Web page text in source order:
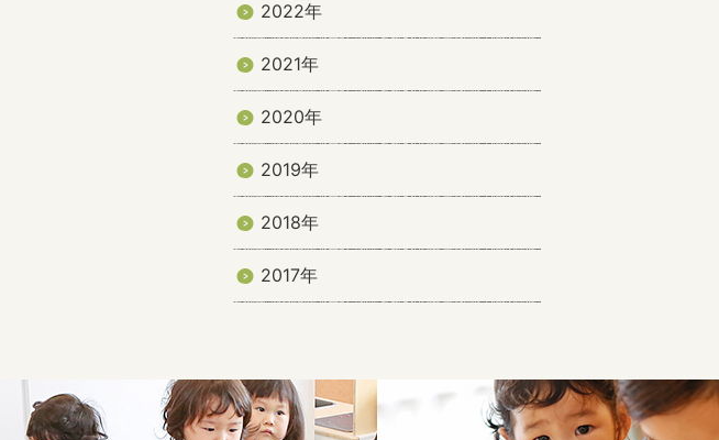
2022年
2021年
2020年
2019年
2018年
2017年